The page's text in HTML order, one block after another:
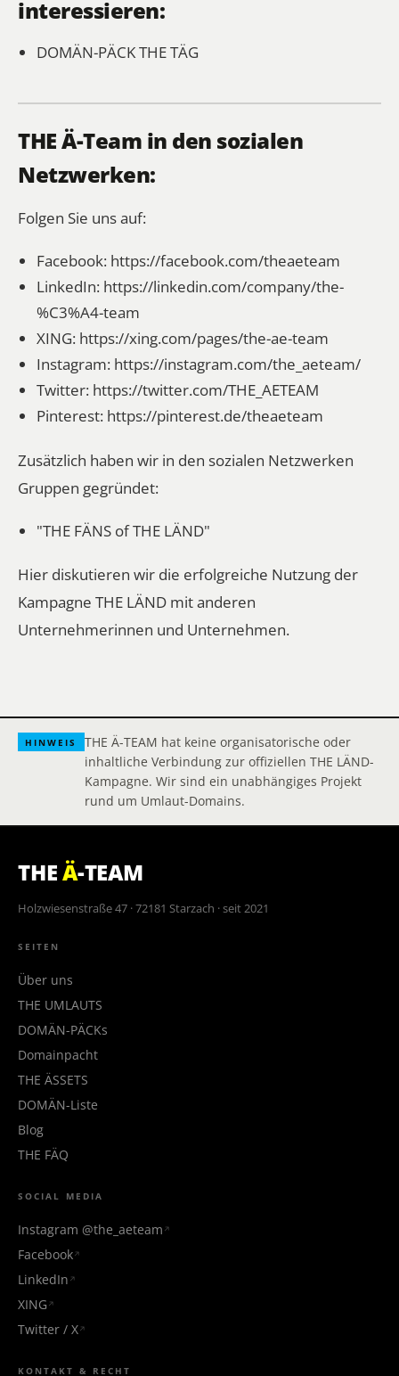
interessieren:
DOMÄN-PÄCKTHE TÄG
THE Ä-Team in den sozialen
Netzwerken:
Folgen Sie uns auf:
Facebook: https://facebook.com/theaeteam
LinkedIn: https://linkedin.com/company/the-
%C3%A4-team
XING: https://xing.com/pages/the-ae-team
Instagram: https://instagram.com/the_aeteam/
Twitter: https://twitter.com/THE_AETEAM
Pinterest: https://pinterest.de/theaeteam
Zusätzlich haben wir in den sozialen Netzwerken
Gruppen gegründet:
"THE FÄNS of THE LÄND"
Hier diskutieren wir die erfolgreiche Nutzung der
Kampagne THE LÄND mit anderen
Unternehmerinnen und Unternehmen.
HINWEIS
THE Ä-TEAM hat keine organisatorische oder
inhaltliche Verbindung zur offiziellen THE LÄND-
Kampagne. Wir sind ein unabhängiges Projekt
rund um Umlaut-Domains.
THEÄ-TEAM
Holzwiesenstraße 47 · 72181 Starzach · seit 2021
SEITEN
Über uns
THE UMLAUTS
DOMÄN-PÄCKs
Domainpacht
THE ÄSSETS
DOMÄN-Liste
Blog
THE FÄQ
SOCIAL MEDIA
Instagram @the_aeteam
Facebook
LinkedIn
XING
Twitter / X
KONTAKT & RECHT